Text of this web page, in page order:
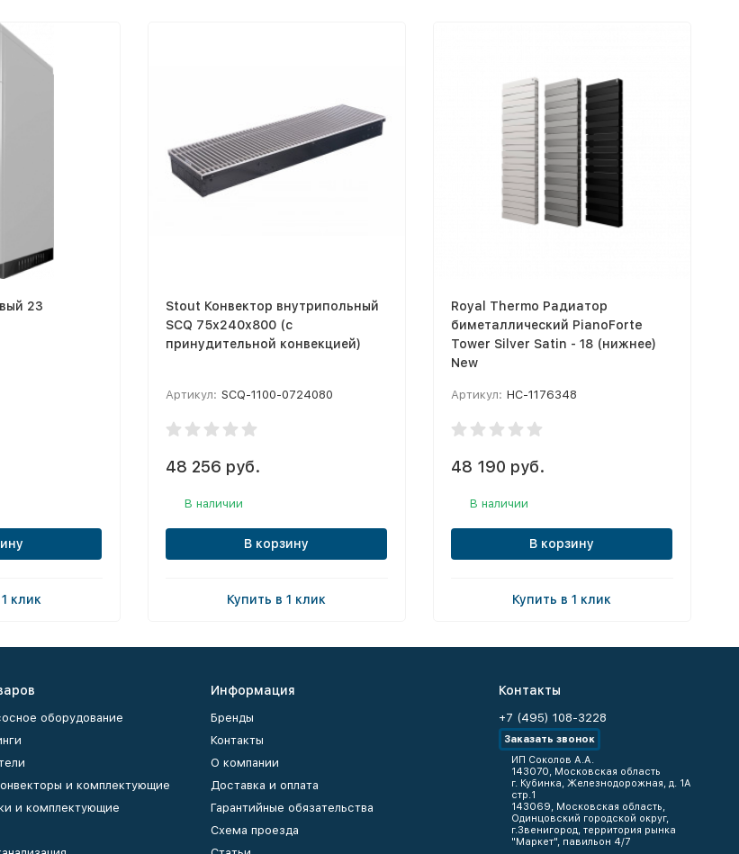
23
клик
Stout Конвектор внутрипольный
SCQ 75х240х800 (с
принудительной конвекцией)
Артикул: SCQ-1100-0724080
48 256 руб.
В наличии
В корзину
Купить в 1 клик
Royal Thermo Радиатор
биметаллический PianoForte
Tower Silver Satin - 18 (нижнее)
New
Артикул: НС-1176348
48 190 руб.
В наличии
В корзину
Купить в 1 клик
оборудование
и комплектующие
и комплектующие
Информация
Бренды
Контакты
О компании
Доставка и оплата
Гарантийные обязательства
Схема проезда
Контакты
+7 (495) 108-3228
Заказать звонок
ИП Соколов А.А.
143070, Московская область
г. Кубинка, Железнодорожная, д. 1А
стр.1
143069, Московская область,
Одинцовский городской округ,
г.Звенигород, территория рынка
"Маркет", павильон 4/7